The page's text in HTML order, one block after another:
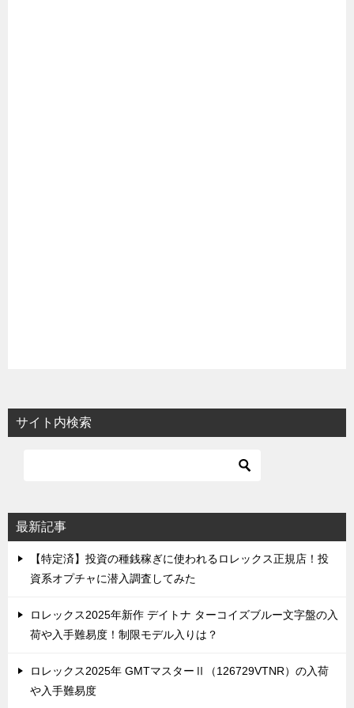
サイト内検索
最新記事
【特定済】投資の種銭稼ぎに使われるロレックス正規店！投
資系オプチャに潜入調査してみた
ロレックス2025年新作 デイトナ ターコイズブルー文字盤の入
荷や入手難易度！制限モデル入りは？
ロレックス2025年 GMTマスターⅡ（126729VTNR）の入荷
や入手難易度